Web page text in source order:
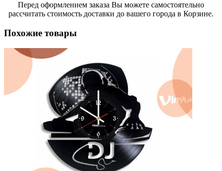
Перед оформлением заказа Вы можете самостоятельно
рассчитать стоимость доставки до вашего города в Корзине.
Похожие товары